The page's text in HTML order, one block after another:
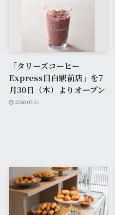
「タリーズコーヒー
Express目白駅前店」を7
月30日（木）よりオープン
2026-07-31